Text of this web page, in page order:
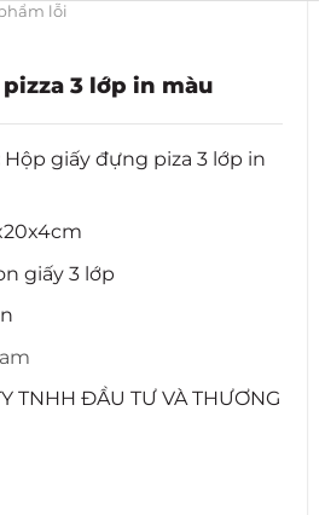
lỗi
3 lớp in màu
Hộp giấy đựng piza 3 lớp in
giấy 3 lớp
TNHH ĐẦU TƯ VÀ THƯƠNG